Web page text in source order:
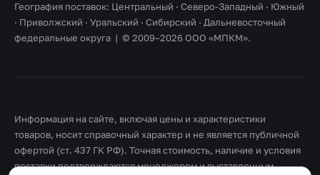
География поставок: Центральный · Северо-Западный · Южный
· Приволжский · Уральский · Сибирский · Дальневосточный
федеральные округа | © 2009–2026 ООО «МПКМ».
Информация на сайте, включая цены и характеристики
товаров, носит справочный характер и не является публичной
офертой (ст. 437 ГК РФ). Точная стоимость, наличие и условия
поставки подтверждаются менеджером и выставленным